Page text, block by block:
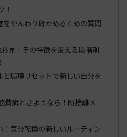
！
をやんわり確かめるための質問
見！その特徴を変える段階別
環境リセットで新しい自分を
費癖とさようなら！断捨離メ
！気分転換の新しいルーティン